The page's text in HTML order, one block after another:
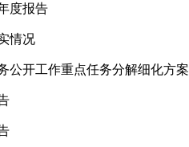
度报告
情况
工作重点任务分解细化方案的通知